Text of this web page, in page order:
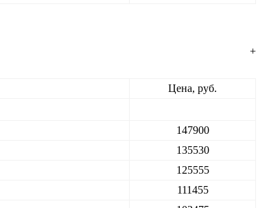
+
Цена, руб.
147900
135530
125555
111455